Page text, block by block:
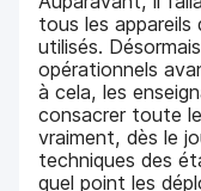
tous les
utilisés.
opérationnels
à cela, les
consacrer toute
vraiment, dès le
techniques des
quel point les